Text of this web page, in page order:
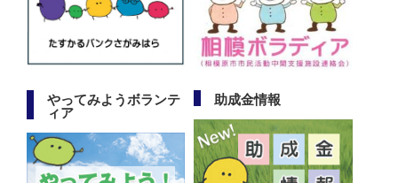
やってみようボランテ
ィア
助成金情報